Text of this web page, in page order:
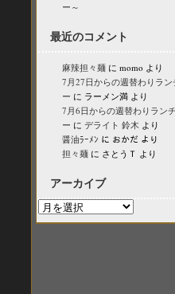
ー～
最近のコメント
麻辣担々麺 に momo より
7月27日からの週替わりラン
ー に ラーメン満 より
7月6日からの週替わりラン
ー に デライト 鈴木 より
醤油ﾗｰﾒﾝ に おかだ より
担々麺 に さとうＴ より
アーカイブ
ア
ー